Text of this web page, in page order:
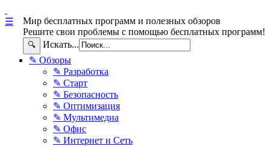
Мир бесплатных программ и полезных обзоров
Решите свои проблемы с помощью бесплатных программ!
🔍 Искать...
☰
✎ Обзоры
✎ Разработка
✎ Старт
✎ Безопасность
✎ Оптимизация
✎ Мультимедиа
✎ Офис
✎ Интернет и Сеть